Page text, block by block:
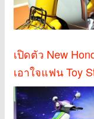
เปิดตัว New
เอาใจแฟน Toy